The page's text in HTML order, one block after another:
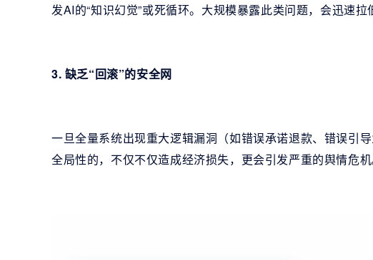
发AI的“知识幻觉”或死循环。大规模暴露此类问题，会迅速拉
3. 缺乏“回滚”的安全网
一旦全量系统出现重大逻辑漏洞（如错误承诺退款、错误引
全局性的，不仅不仅造成经济损失，更会引发严重的舆情危机